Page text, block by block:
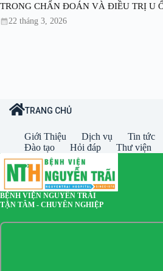
TRONG CHẨN ĐOÁN VÀ ĐIỀU TRỊ U
22 tháng 3, 2026
TRANG CHỦ
Giới Thiệu Dịch vụ Tin tức
Đào tạo
Hỏi đáp Thư viện
BỆNH VIỆN NGUYỄN TRÃI
TẬN TÂM - CHUYÊN NGHIỆP